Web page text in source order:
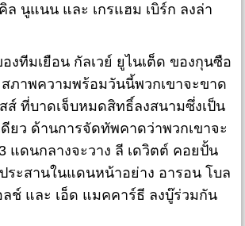
ล นูแนน และ เกรแฮม เบิร์ก ลงล่า
เยือน กัลเวย์ ยูไนเต็ด ของกุนซือ
ภาพความพร้อมวันนี้พวกเขาจะขาด
ส์ ที่บาดเจ็บหมดสิทธิ์ลงสนามซึ่งเป็น
ยว ด้านการจัดทัพคาดว่าพวกเขาจะ
แดนกลางจะวาง ลี เดวิตต์ คอยปั้น
ระสานในแดนหน้าอย่าง อารอน โบล
ลช์ และ เอ็ด แมคคาร์ธี ลงบู๊ร่วมกัน